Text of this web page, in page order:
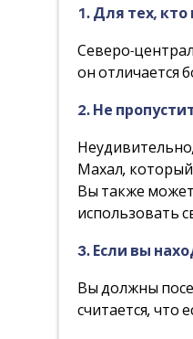
1. Для тех,
Северо-
он отличается
2. Не
Махал,
Вы также
использовать
3. Если вы
Вы должны
считается, что